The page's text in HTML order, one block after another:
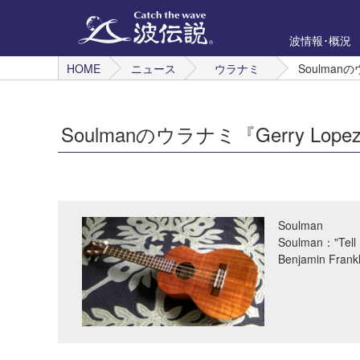
波情報･概況
HOME
ニュース ウラナミ Soulmanの
Soulmanのウラナミ『Gerry
Soulman
Soulman：
Benjamin